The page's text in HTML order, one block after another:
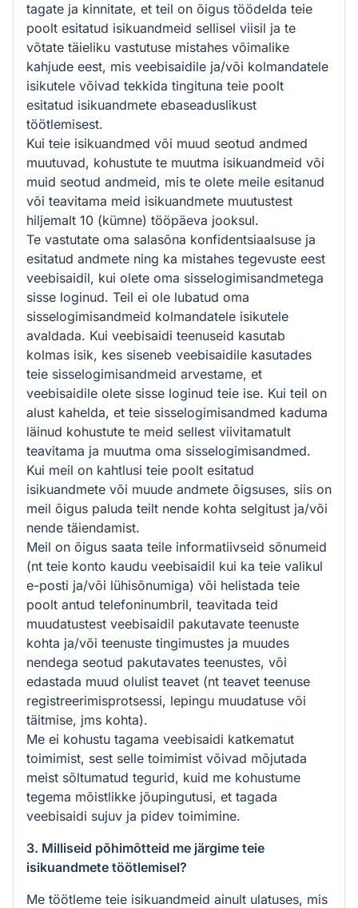
tagate ja kinnitate, et teil on õigus töödelda teie
poolt esitatud isikuandmeid sellisel viisil ja te
võtate täieliku vastutuse mistahes võimalike
kahjude eest, mis veebisaidile ja/või kolmandatele
isikutele võivad tekkida tingituna teie poolt
esitatud isikuandmete ebaseaduslikust
töötlemisest.
Kui teie isikuandmed või muud seotud andmed
muutuvad, kohustute te muutma isikuandmeid või
muid seotud andmeid, mis te olete meile esitanud
või teavitama meid isikuandmete muutustest
hiljemalt 10 (kümne) tööpäeva jooksul.
Te vastutate oma salasõna konfidentsiaalsuse ja
esitatud andmete ning ka mistahes tegevuste eest
veebisaidil, kui olete oma sisselogimisandmetega
sisse loginud. Teil ei ole lubatud oma
sisselogimisandmeid kolmandatele isikutele
avaldada. Kui veebisaidi teenuseid kasutab
kolmas isik, kes siseneb veebisaidile kasutades
teie sisselogimisandmeid arvestame, et
veebisaidile olete sisse loginud teie ise. Kui teil on
alust kahelda, et teie sisselogimisandmed kaduma
läinud kohustute te meid sellest viivitamatult
teavitama ja muutma oma sisselogimisandmed.
Kui meil on kahtlusi teie poolt esitatud
isikuandmete või muude andmete õigsuses, siis on
meil õigus paluda teilt nende kohta selgitust ja/või
nende täiendamist.
Meil on õigus saata teile informatiivseid sõnumeid
(nt teie konto kaudu veebisaidil kui ka teie valikul
e-posti ja/või lühisõnumiga) või helistada teie
poolt antud telefoninumbril, teavitada teid
muudatustest veebisaidil pakutavate teenuste
kohta ja/või teenuste tingimustes ja muudes
nendega seotud pakutavates teenustes, või
edastada muud olulist teavet (nt teavet teenuse
registreerimisprotsessi, lepingu muudatuse või
täitmise, jms kohta).
Me ei kohustu tagama veebisaidi katkematut
toimimist, sest selle toimimist võivad mõjutada
meist sõltumatud tegurid, kuid me kohustume
tegema mõistlikke jõupingutusi, et tagada
veebisaidi sujuv ja pidev toimimine.
3. Milliseid põhimõtteid me järgime teie
isikuandmete töötlemisel?
Me töötleme teie isikuandmeid ainult ulatuses, mis